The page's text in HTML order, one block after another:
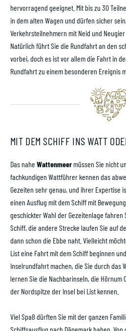
hervorragend geeignet. Mit bis zu 30
in dem alten Wagen und dürfen sicher
Verkehrsteilnehmern mit Neid und
Natürlich führt Sie die Rundfahrt an den
vorbei, doch es ist vor allem die Fahrt in
Rundfahrt zu einem besonderen Ereignis
MIT DEM SCHIFF INS WATT
Das nahe Wattenmeer müssen Sie nicht
fachkundigen Wattführer kennen das
Gezeiten sehr genau, und ihrer Expertise
einen Ausflug mit dem Schiff mit
geschickter Wahl der Gezeitenlage fahren
Schiff, die andere Strecke laufen Sie auf
dann schon die Ebbe naht. Vielleicht
List eine Fahrt mit dem Schiff beginnen
Inselrundfahrt machen, die Sie durch das
lernen Sie die Nachbarinseln, die Hörnum
der Nordspitze der Insel bei List kennen.
Viel Spaß dürften Sie mit der ganzen